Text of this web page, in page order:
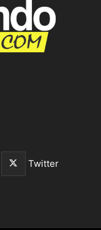
Twitter